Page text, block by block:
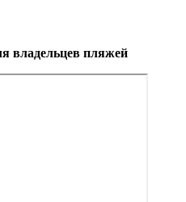
владельцев пляжей